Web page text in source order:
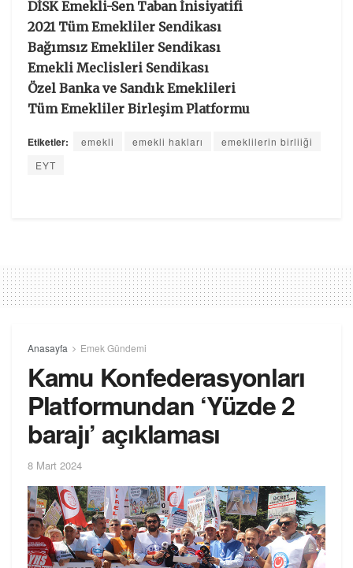
DİSK Emekli-Sen Taban İnisiyatifi
2021 Tüm Emekliler Sendikası
Bağımsız Emekliler Sendikası
Emekli Meclisleri Sendikası
Özel Banka ve Sandık Emeklileri
Tüm Emekliler Birleşim Platformu
Etiketler: emekli emekli hakları
emeklilerin birliiği
EYT
Anasayfa Emek Gündemi
Kamu Konfederasyonları
Platformundan ‘Yüzde 2
barajı’ açıklaması
8 Mart 2024